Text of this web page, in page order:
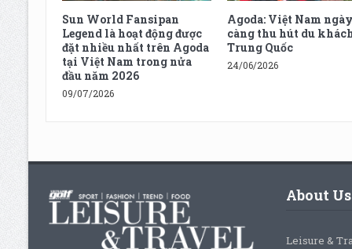
Sun World Fansipan
Legend là hoạt động được
đặt nhiều nhất trên Agoda
tại Việt Nam trong nửa
đầu năm 2026
09/07/2026
Agoda: Việt Nam
càng thu hút du
Trung Quốc
24/06/2026
About Us
Leisure &